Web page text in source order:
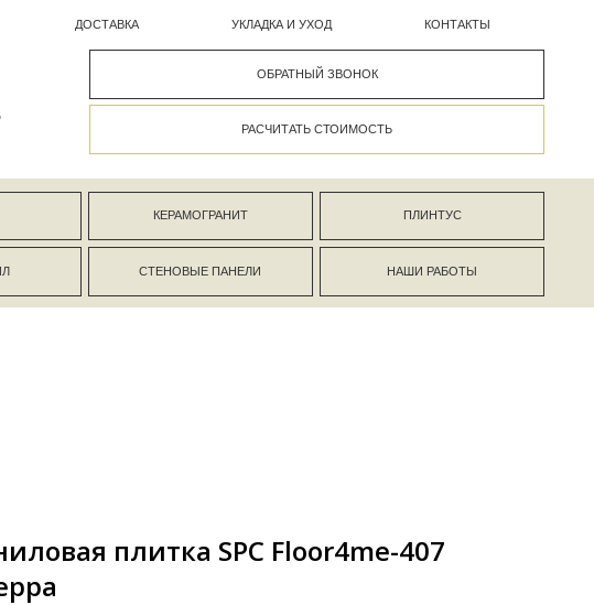
КОНТАКТЫ
УКЛАДКА И УХОД
КЕРАМОГРАНИТ
СТЕНОВЫЕ ПАНЕЛИ НАШИ РАБОТЫ
ПЛИНТУС
плитка SPC Floor4me-407